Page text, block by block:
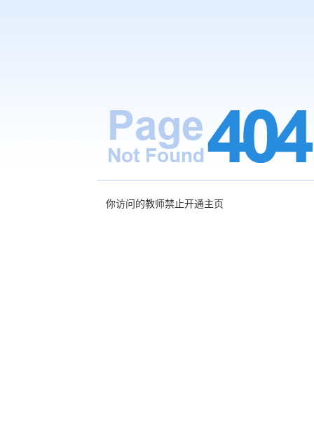
你访问的教师禁止开通主页